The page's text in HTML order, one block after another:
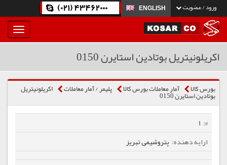
ورود / عضویت ENGLISH
(021) 43462000
بار
و
اکریلونیتریل بوتادین استایرن 0150
بورس کالا آمار معاملات بورس کالا پلیمر / آمار معاملات اکریلونیتریل
بوتادین استایرن 0150
1
پتروشیمی تبریز